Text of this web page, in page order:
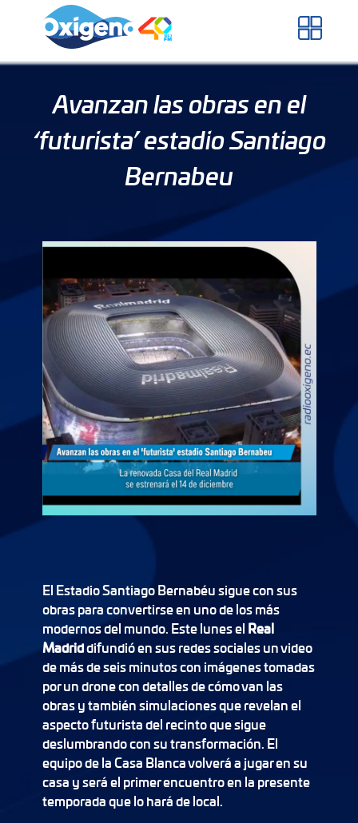
Avanzan las obras en el
‘futurista’ estadio Santiago
Bernabeu
El Estadio Santiago Bernabéu sigue con sus
obras para convertirse en uno de los más
modernos del mundo. Este lunes el Real
Madriddifundió en sus redes sociales un video
de más de seis minutos con imágenes tomadas
por un drone con detalles de cómo van las
obras y también simulaciones que revelan el
aspecto futurista del recinto que sigue
deslumbrando con su transformación. El
equipo de la Casa Blanca volverá a jugar en su
casa y será el primer encuentro en la presente
temporada que lo hará de local.